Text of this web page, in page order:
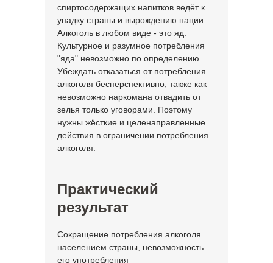
спиртосодержащих напитков ведёт к
упадку страны и вырождению нации.
Алкоголь в любом виде - это яд.
Культурное и разумное потребления
"яда" невозможно по определению.
Убеждать отказаться от потребления
алкоголя бесперспективно, также как
невозможно наркомана отвадить от
зелья только уговорами. Поэтому
нужны жёсткие и целенаправленные
действия в ограничении потребления
алкоголя.
Практический
результат
Сокращение потребления алкоголя
населением страны, невозможность
его употребления